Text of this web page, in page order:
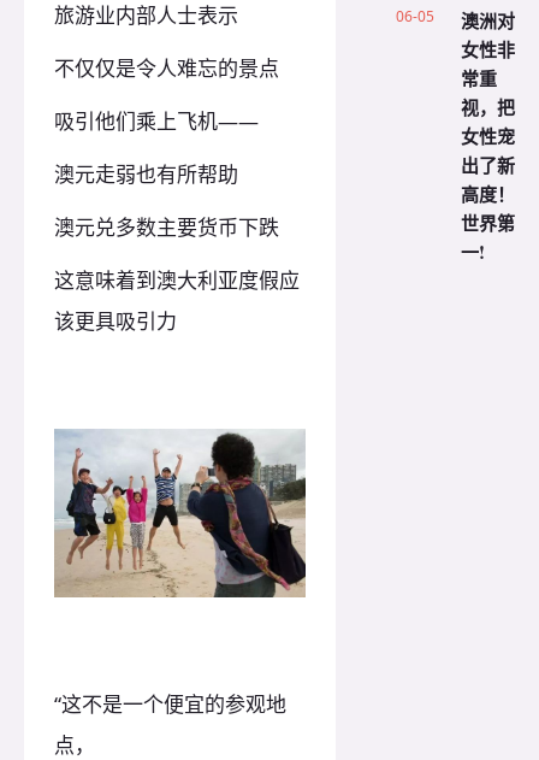
旅游业内部人士表示
不仅仅是令人难忘的景点
吸引他们乘上飞机——
澳元走弱也有所帮助
澳元兑多数主要货币下跌
这意味着到澳大利亚度假应
该更具吸引力
“这不是一个便宜的参观地
点，
06-05
澳洲对
女性非
常重
视，把
女性宠
出了新
高度！
世界第
一!